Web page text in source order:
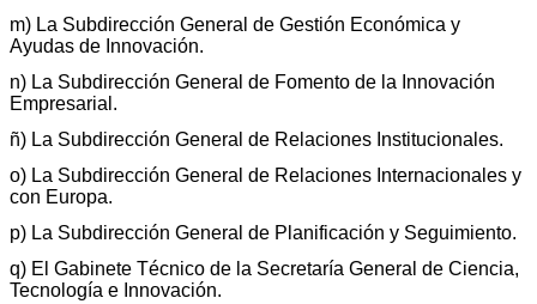
m) La Subdirección General de Gestión Económica y
Ayudas de Innovación.
n) La Subdirección General de Fomento de la Innovación
Empresarial.
ñ) La Subdirección General de Relaciones Institucionales.
o) La Subdirección General de Relaciones Internacionales y
con Europa.
p) La Subdirección General de Planificación y Seguimiento.
q) El Gabinete Técnico de la Secretaría General de Ciencia,
Tecnología e Innovación.